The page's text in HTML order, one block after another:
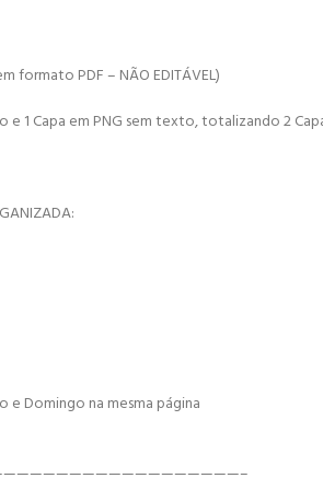
formato PDF – NÃO EDITÁVEL)
e 1 Capa em PNG sem texto, totalizando 2
e Domingo na mesma página